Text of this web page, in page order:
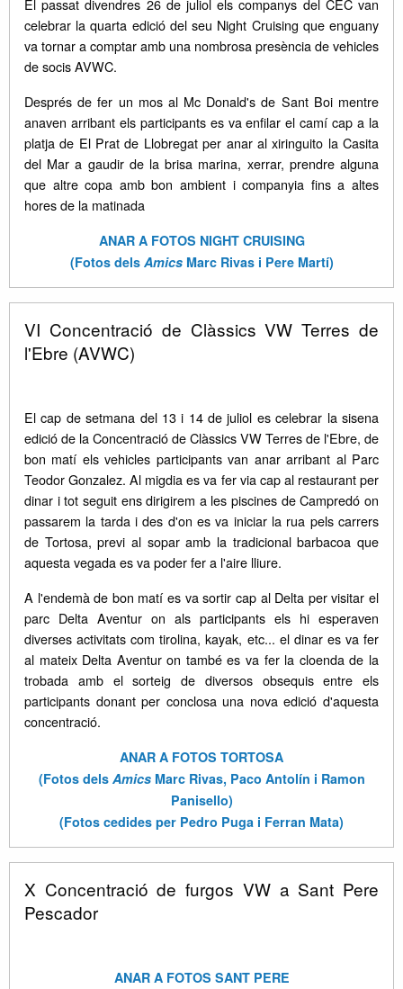
El passat divendres 26 de juliol els companys del CEC van
celebrar la quarta edició del seu Night Cruising que enguany
va tornar a comptar amb una nombrosa presència de vehicles
de socis AVWC.
Després de fer un mos al Mc Donald's de Sant Boi mentre
anaven arribant els participants es va enfilar el camí cap a la
platja de El Prat de Llobregat per anar al xiringuito la Casita
del Mar a gaudir de la brisa marina, xerrar, prendre alguna
que altre copa amb bon ambient i companyia fins a altes
hores de la matinada
ANAR A FOTOS NIGHT CRUISING
(Fotos dels AmicsMarc Rivas i Pere Martí)
VI Concentració de Clàssics VW Terres de
l'Ebre (AVWC)
El cap de setmana del 13 i 14 de juliol es celebrar la sisena
edició de la Concentració de Clàssics VW Terres de l'Ebre, de
bon matí els vehicles participants van anar arribant al Parc
Teodor Gonzalez. Al migdia es va fer via cap al restaurant per
dinar i tot seguit ens dirigirem a les piscines de Campredó on
passarem la tarda i des d'on es va iniciar la rua pels carrers
de Tortosa, previ al sopar amb la tradicional barbacoa que
aquesta vegada es va poder fer a l'aire lliure.
A l'endemà de bon matí es va sortir cap al Delta per visitar el
parc Delta Aventur on als participants els hi esperaven
diverses activitats com tirolina, kayak, etc... el dinar es va fer
al mateix Delta Aventur on també es va fer la cloenda de la
trobada amb el sorteig de diversos obsequis entre els
participants donant per conclosa una nova edició d'aquesta
concentració.
ANAR A FOTOS TORTOSA
(Fotos dels AmicsMarc Rivas, Paco Antolín i Ramon
Panisello)
(Fotos cedides per Pedro Puga i Ferran Mata)
X Concentració de furgos VW a Sant Pere
Pescador
ANAR A FOTOS SANT PERE